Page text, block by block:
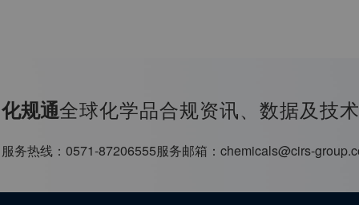
化规通全球化学品合规资讯、数据及技
服务热线： 0571-87206555服务邮箱： chemicals@cirs-